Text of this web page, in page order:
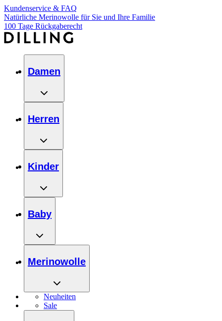
Kundenservice & FAQ
Natürliche Merinowolle für Sie und Ihre Familie
100 Tage Rückgaberecht
Damen
Herren
Kinder
Baby
Merinowolle
Neuheiten
Sale